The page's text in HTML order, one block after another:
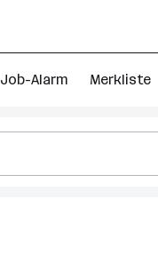
Job-Alarm Merkliste